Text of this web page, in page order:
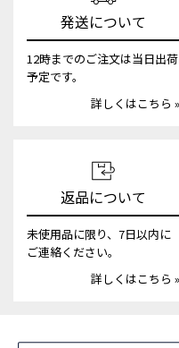
発送について
12時までのご注文は当日出荷
予定です。
詳しくはこちら »
返品について
未使用品に限り、7日以内に
ご連絡ください。
詳しくはこちら »